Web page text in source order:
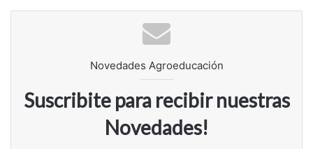
Novedades Agroeducación
Suscribite para recibir nuestras
Novedades!